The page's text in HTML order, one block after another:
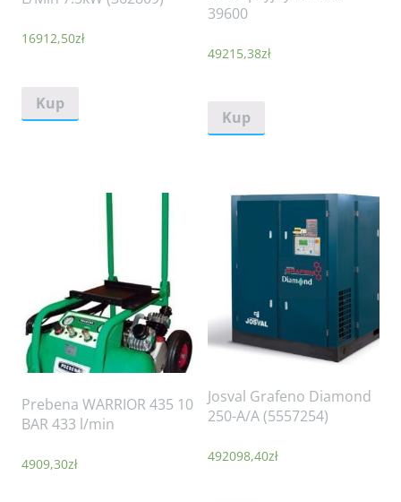
16912,50zł
Kup
39600
49215,38zł
Kup
Prebena WARRIOR 435 10
BAR 433 l/min
4909,30zł
Josval Grafeno Diamond
250-A/A (5557254)
492098,40zł